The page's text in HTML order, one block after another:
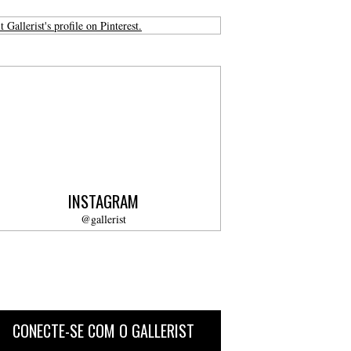
Gallerist's profile on Pinterest.
INSTAGRAM
@gallerist
CONECTE-SE COM O GALLERIST